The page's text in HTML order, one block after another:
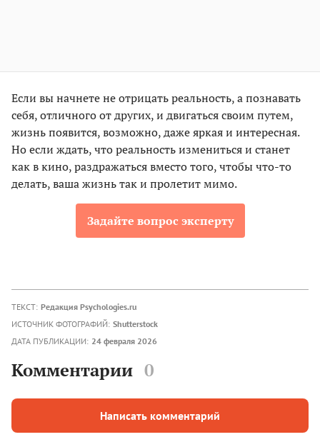
Если вы начнете не отрицать реальность, а познавать
себя, отличного от других, и двигаться своим путем,
жизнь появится, возможно, даже яркая и интересная.
Но если ждать, что реальность измениться и станет
как в кино, раздражаться вместо того, чтобы что-то
делать, ваша жизнь так и пролетит мимо.
Задайте вопрос эксперту
ТЕКСТ: Редакция Psychologies.ru
ИСТОЧНИК ФОТОГРАФИЙ: Shutterstock
ДАТА ПУБЛИКАЦИИ: 24 февраля 2026
Комментарии 0
Написать комментарий